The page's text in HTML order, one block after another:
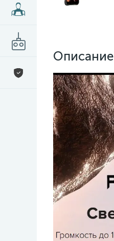
Описание